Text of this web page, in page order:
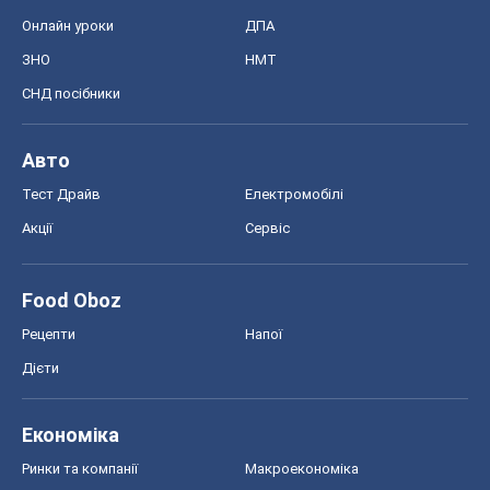
Онлайн уроки ДПА
ЗНО НМТ
СНД посібники
Авто
Тест Драйв Електромобілі
Акції Сервіс
Food Oboz
Рецепти Напої
Дієти
Економіка
Ринки та компанії Макроекономіка